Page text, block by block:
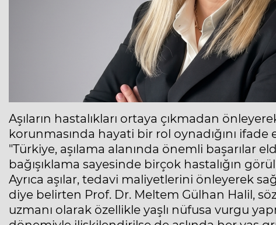
Aşıların hastalıkları ortaya çıkmadan
korunmasında hayati bir rol oynadığını
"Türkiye, aşılama alanında önemli başarılar
bağışıklama sayesinde birçok hastalığın
Ayrıca aşılar, tedavi maliyetlerini önleyerek
diye belirten Prof. Dr. Meltem Gülhan Halil,
uzmanı olarak özellikle yaşlı nüfusa vurgu